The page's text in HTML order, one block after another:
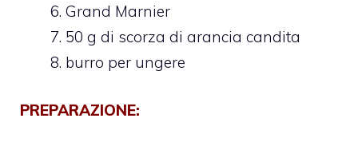
Grand Marnier
50 g di scorza di arancia candita
burro per ungere
PREPARAZIONE: